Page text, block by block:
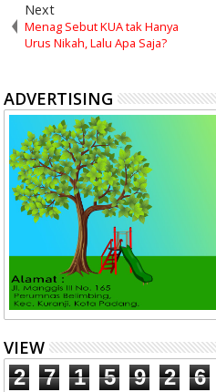
Next
Menag Sebut KUA tak Hanya
Urus Nikah, Lalu Apa Saja?
ADVERTISING
VIEW
2 7 1 5 9 2 6